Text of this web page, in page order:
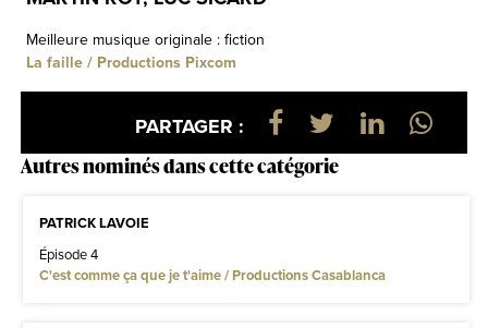
Meilleure musique originale : fiction
La faille / Productions Pixcom
PARTAGER :
Autres nominés dans cette catégorie
PATRICK LAVOIE
Épisode 4
C'est comme ça que je t'aime / Productions Casablanca